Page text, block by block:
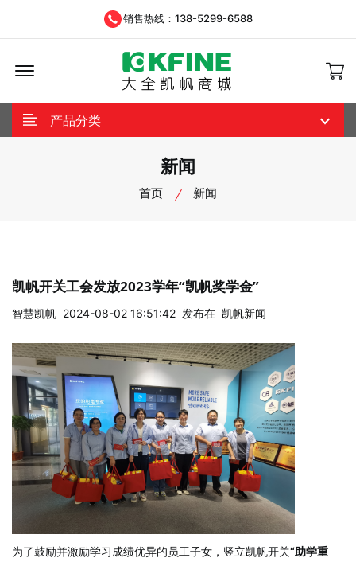
销售热线：138-5299-6588
Offcanvas Menu Open
产品分类
新闻
首页 新闻
凯帆开关工会发放2023学年“凯帆奖学金”
智慧凯帆 2024-08-02 16:51:42 发布在 凯帆新闻
为了鼓励并激励学习成绩优异的员工子女，竖立凯帆开关“助学重